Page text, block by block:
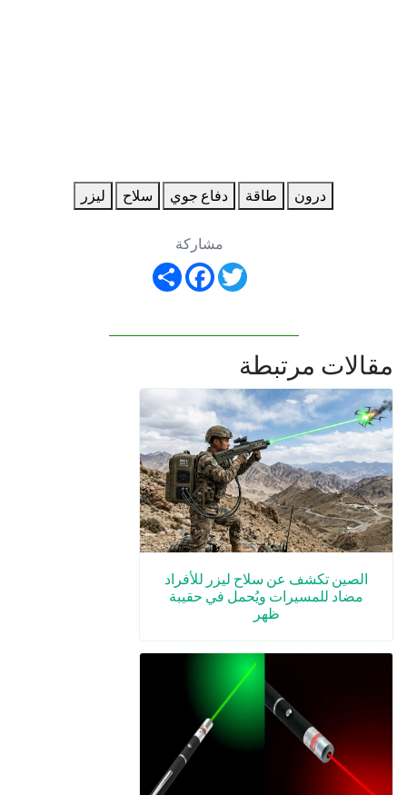
درون طاقة دفاع جوي سلاح ليزر
مشاركة
Share
FacebookTwitter
مقالات مرتبطة
الصين تكشف عن سلاح ليزر للأفراد
مضاد للمسيرات ويُحمل في حقيبة
ظهر